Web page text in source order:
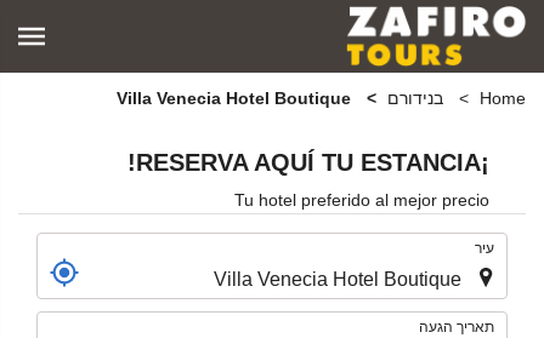
Home בנידורם
¡RESERVA AQUÍ TU ESTANCIA!
Tu hotel preferido al mejor precio
עיר
תאריך הגעה